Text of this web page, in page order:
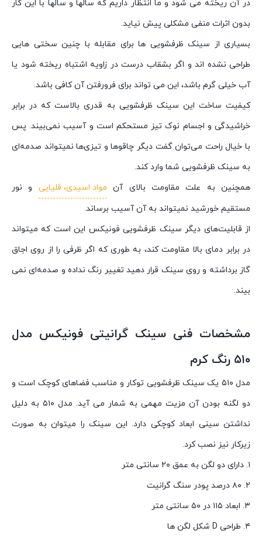
در آن ریخته می شود و ما انتظار داریم که سالها و سالها با این کار
بدون اثرات منفی مشکلی پیش نیاید.
بسیاری از سینک ظرفشویی ها برای مقابله با چنین سختی هایی
طراحی نشده اند و اگر بشقاب درست در زاویه اشتباه ریخته شود یا
آب خیلی گرم باشد، این می تواند برای فرورفتن آن کافی باشد.
کیفیت ساخت این سینک ظرفشویی به قدری بالاست که در برابر
خراشیدگی و اجسام نوک تیز مستحکم است و آسیب نمی‌بیند. پس
با خیال راحت می‌توان گفت دیگر چاقوها و تیزی‌ها نمیتواند صدمه‌ای
به سینک ظرفشویی شما وارد کند.
همچنین به علت مقاومت بالای آن مواد اسیدی، قلیایی و نور
مستقیم خورشید نمیتواند به آن آسیب برساند.
از قابلیت‌های دیگر سینک ظرفشویی فونیکس این است که میتواند
در برابر دمای بالا مقاومت کند، به طوری که اگر ظرفی را از روی اجاق
گاز برداشته و روی سینک قرار دهید تغییر رنگ نداده و صدمه‌ای نمی
بیند.
مشخصات فنی سینک گرانیتی فونیکس مدل
۵۱۰ رنگ کرم
مدل ۵۱۰ یک سینک ظرفشویی توکار و مناسب فضاهای کوچک است و
دو لگنه بودن آن مزیت مهمی به شمار می آید. مدل ۵۱۰ به دلیل
نداشتن سینی ابعاد کوچکی دارد. این سینک را میتوان به صورت
زیرکار نیز نصب کرد.
۱. دارای دو لگن به عمق ۲۰ سانتی متر
۲. ۸۰ درصد پودر سنگ گرانیت
۳. ابعاد ۱۱۵ در ۵۰ سانتی متر
۴. طراحی D شکل لگن ها